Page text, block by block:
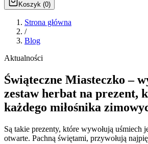
Koszyk (0)
Strona główna
/
Blog
Aktualności
Świąteczne Miasteczko –
zestaw herbat na prezent,
każdego miłośnika
Są takie prezenty, które wywołują uśmiech
otwarte. Pachną świętami, przywołują